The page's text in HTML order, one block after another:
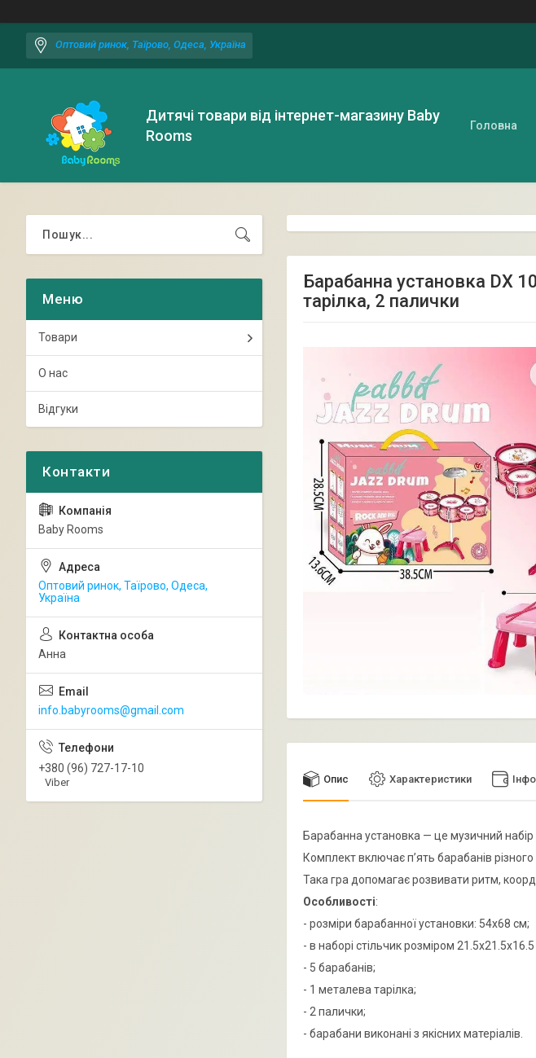
Оптовий ринок, Таїрово, Одеса, Україна
Дитячі товари від інтернет-магазину Baby
Rooms
Головна
Барабанна установка DX
тарілка, 2 палички
Опис Характеристики
Барабанна установка — це музичний
Комплект включає п’ять барабанів різного
Така гра допомагає розвивати ритм,
Особливості:
- розміри барабанної установки: 54х68 см;
- в наборі стільчик розміром
- 5 барабанів;
- 1 металева тарілка;
- 2 палички;
- барабани виконані з якісних матеріалів.
Товари
О нас
Відгуки
Baby Rooms
Оптовий ринок, Таїрово, Одеса,
Україна
Анна
info.babyrooms@gmail.com
+380 (96) 727-17-10
Viber